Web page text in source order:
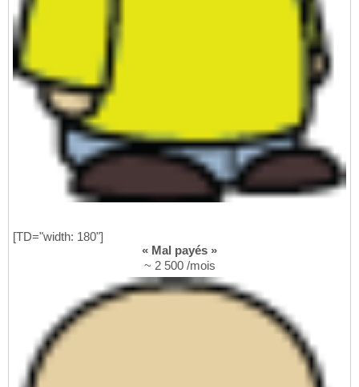
[TD="width: 180"]
« Mal payés »
~ 2 500 /mois